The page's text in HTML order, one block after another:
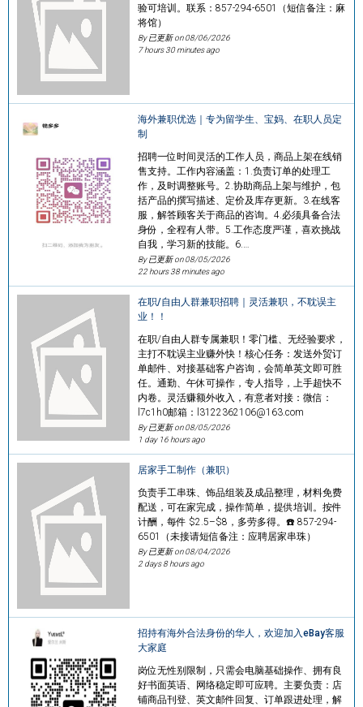
验可培训。联系：857-294-6501（短信备注：麻
将馆）
By 已更新 on08/06/2026
7 hours 30 minutes ago
海外兼职优选｜专为留学生、宝妈、在职人员定
制
招聘一位时间灵活的工作人员，商品上架在线销
售支持。工作内容涵盖：1.负责订单的处理工
作，及时调整账号。2.协助商品上架与维护，包
括产品的撰写描述、定价及库存更新。3.在线客
服，解答顾客关于商品的咨询。4.必须具备合法
身份，全程有人带。5.工作态度严谨，喜欢挑战
自我，学习新的技能。6.…
By 已更新 on08/05/2026
22 hours 38 minutes ago
在职/自由人群兼职招聘｜灵活兼职，不耽误主
业！！
在职/自由人群专属兼职！零门槛、无经验要求，
主打不耽误主业赚外快！核心任务：发送外贸订
单邮件、对接基础客户咨询，会简单英文即可胜
任。通勤、午休可操作，专人指导，上手超快不
内卷。灵活赚额外收入，有意者对接：微信：
l7c1h0邮箱：l3122362106@163.com
By 已更新 on08/05/2026
1 day 16 hours ago
居家手工制作（兼职）
负责手工串珠、饰品组装及成品整理，材料免费
配送，可在家完成，操作简单，提供培训。按件
计酬，每件 $2.5–$8，多劳多得。☎️ 857-294-
6501（未接请短信备注：应聘居家串珠）
By 已更新 on08/04/2026
2 days 8 hours ago
招持有海外合法身份的华人，欢迎加入eBay客服
大家庭
岗位无性别限制，只需会电脑基础操作、拥有良
好书面英语、网络稳定即可应聘。主要负责：店
铺商品刊登、英文邮件回复、订单跟进处理，解